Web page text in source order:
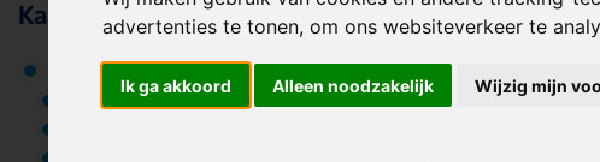
advertenties te tonen, om ons websiteverkeer te
Ik ga akkoord Alleen noodzakelijk Wijzig mijn
Een potlood
Kantoor & schrijven
Schrijfwaren